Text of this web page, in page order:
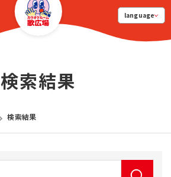
language
検索結果
検索結果